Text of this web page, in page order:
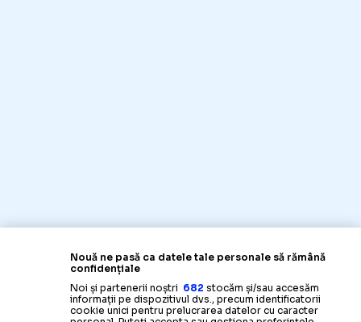
Nouă ne pasă ca datele tale personale să rămână
confidențiale
Noi și partenerii noștri 682 stocăm și/sau accesăm
informații pe dispozitivul dvs., precum identificatorii
cookie unici pentru prelucrarea datelor cu caracter